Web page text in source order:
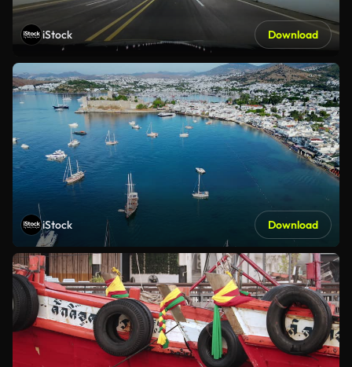
iStock Download
iStock Download